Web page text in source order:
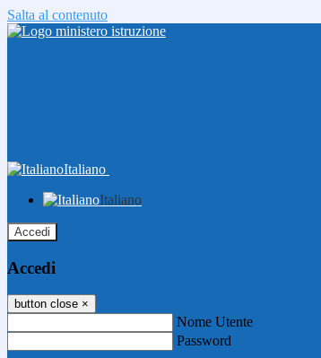
Salta al contenuto
Italiano
Italiano
Accedi
Accedi
button close ×
Nome Utente
Password